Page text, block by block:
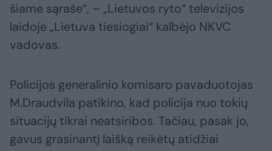
šiame sąraše“, – „Lietuvos ryto“ televizijos
laidoje „Lietuva tiesiogiai“ kalbėjo NKVC
vadovas.
Policijos generalinio komisaro pavaduotojas
M.Draudvila patikino, kad policija nuo tokių
situacijų tikrai neatsiribos. Tačiau, pasak jo,
gavus grasinantį laišką reikėtų atidžiai